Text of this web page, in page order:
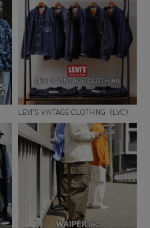
LEVI'S VINTAGE CLOTHING（LVC）